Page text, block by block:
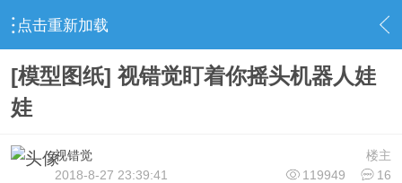
点击重新加载
› 视错觉论坛 › 视错觉资源 › 内容
[模型图纸] 视错觉盯着你摇头机器人娃
娃
楼主
视错觉
119949
16
2018-8-27 23:39:41